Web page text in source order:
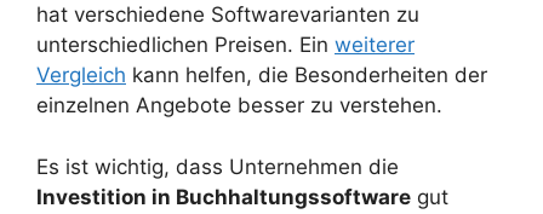
hat verschiedene Softwarevarianten zu
unterschiedlichen Preisen. Ein weiterer
Vergleich kann helfen, die Besonderheiten der
einzelnen Angebote besser zu verstehen.
Es ist wichtig, dass Unternehmen die
Investition in Buchhaltungssoftware gut